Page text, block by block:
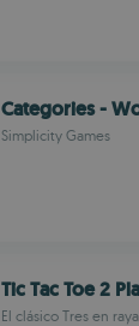
Categories -
Simplicity Games
Tic Tac Toe 2
El clásico Tres en